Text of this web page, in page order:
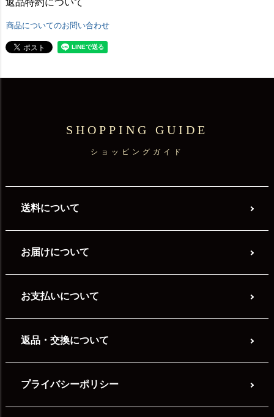
返品特約について
商品についてのお問い合わせ
SHOPPING GUIDE
ショッピングガイド
送料について
お届けについて
お支払いについて
返品・交換について
プライバシーポリシー